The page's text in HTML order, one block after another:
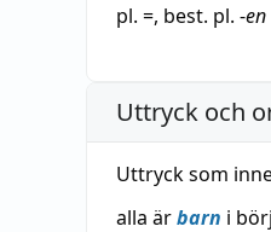
pl. =, best. pl. -en
Uttryck och
Uttryck som
alla ärbarn i